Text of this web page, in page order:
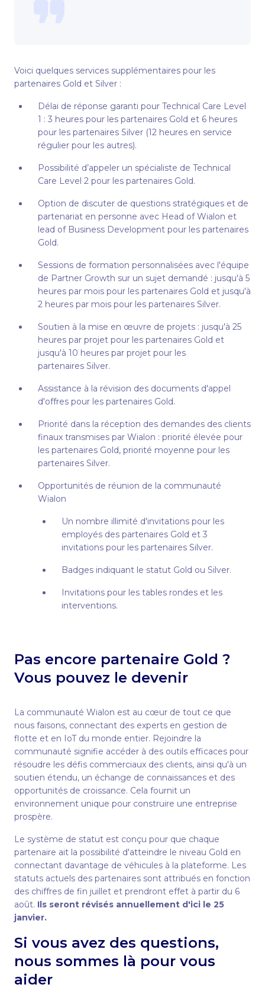
Voici quelques services supplémentaires pour les
partenaires Gold et Silver :
Délai de réponse garanti pour Technical Care Level
1 : 3 heures pour les partenaires Gold et 6 heures
pour les partenaires Silver (12 heures en service
régulier pour les autres).
Possibilité d’appeler un spécialiste de Technical
Care Level 2 pour les partenaires Gold.
Option de discuter de questions stratégiques et de
partenariat en personne avec Head of Wialon et
lead of Business Development pour les partenaires
Gold.
Sessions de formation personnalisées avec l'équipe
de Partner Growth sur un sujet demandé : jusqu'à 5
heures par mois pour les partenaires Gold et jusqu'à
2 heures par mois pour les partenaires Silver.
Soutien à la mise en œuvre de projets : jusqu'à 25
heures par projet pour les partenaires Gold et
jusqu'à 10 heures par projet pour les
partenaires Silver.
Assistance à la révision des documents d'appel
d'offres pour les partenaires Gold.
Priorité dans la réception des demandes des clients
finaux transmises par Wialon : priorité élevée pour
les partenaires Gold, priorité moyenne pour les
partenaires Silver.
Opportunités de réunion de la communauté
Wialon
Un nombre illimité d'invitations pour les
employés des partenaires Gold et 3
invitations pour les partenaires Silver.
Badges indiquant le statut Gold ou Silver.
Invitations pour les tables rondes et les
interventions.
Pas encore partenaire Gold ?
Vous pouvez le devenir
La communauté Wialon est au cœur de tout ce que
nous faisons, connectant des experts en gestion de
flotte et en IoT du monde entier. Rejoindre la
communauté signifie accéder à des outils efficaces pour
résoudre les défis commerciaux des clients, ainsi qu'à un
soutien étendu, un échange de connaissances et des
opportunités de croissance. Cela fournit un
environnement unique pour construire une entreprise
prospère.
Le système de statut est conçu pour que chaque
partenaire ait la possibilité d'atteindre le niveau Gold en
connectant davantage de véhicules à la plateforme. Les
statuts actuels des partenaires sont attribués en fonction
des chiffres de fin juillet et prendront effet à partir du 6
août. Ils seront révisés annuellement d'ici le 25
janvier.
Si vous avez des questions,
nous sommes là pour vous
aider